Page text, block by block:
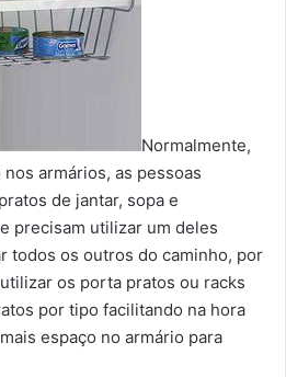
Normalmente,
armários, as pessoas
de jantar, sopa e
precisam utilizar um deles
todos os outros do caminho, por
os porta pratos ou racks
por tipo facilitando na hora
espaço no armário para